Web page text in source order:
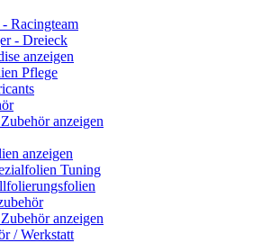
Racingteam
- Dreieck
anzeigen
Pflege
anzeigen
anzeigen
Tuning
anzeigen
/ Werkstatt